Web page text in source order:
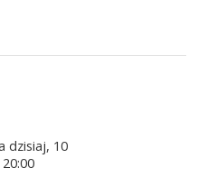
dzisiaj, 10